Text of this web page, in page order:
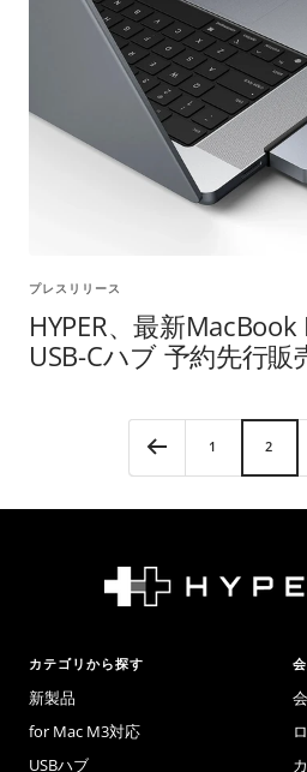
プレスリリース
HYPER、最新
USB-Cハブ 予約先行販
1 2
カテゴリから探す
新製品
for Mac M3対応
USBハブ